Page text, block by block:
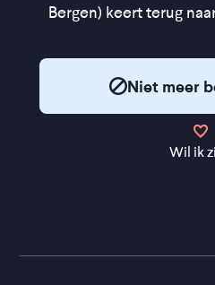
Bergen) keert terug
Niet meer
Wil ik